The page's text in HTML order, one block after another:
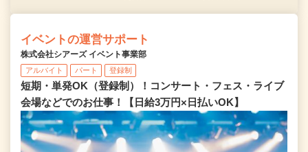
イベントの運営サポート
株式会社シアーズ イベント事業部
アルバイト パート 登録制
短期・単発OK（登録制）！コンサート・フェス・ライブ
会場などでのお仕事！【日給3万円×日払いOK】